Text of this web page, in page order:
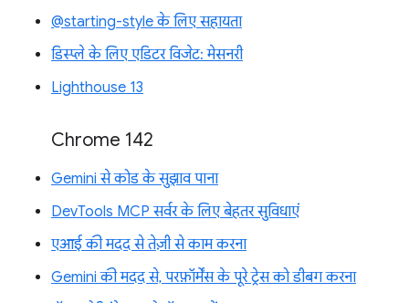
@starting-style के लिए सहायता
डिस्प्ले के लिए एडिटर विजेट: मेसनरी
Lighthouse 13
Chrome 142
Gemini से कोड के सुझाव पाना
DevTools MCP सर्वर के लिए बेहतर सुविधाएं
एआई की मदद से तेज़ी से काम करना
Gemini की मदद से, परफ़ॉर्मेंस के पूरे ट्रेस को डीबग करना